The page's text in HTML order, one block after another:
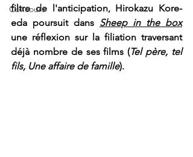
Concours
filtre de l'anticipation, Hirokazu Kore-
eda poursuit dans Sheep in the box
une réflexion sur la filiation traversant
déjà nombre de ses films (Tel père, tel
fils, Une affaire de famille).